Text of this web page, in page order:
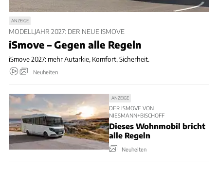
ANZEIGE
MODELLJAHR 2027: DER NEUE ISMOVE
iSmove – Gegen alle Regeln
iSmove 2027: mehr Autarkie, Komfort, Sicherheit.
Neuheiten
ANZEIGE
DER ISMOVE VON
NIESMANN+BISCHOFF
Dieses Wohnmobil bricht
alle Regeln
Neuheiten